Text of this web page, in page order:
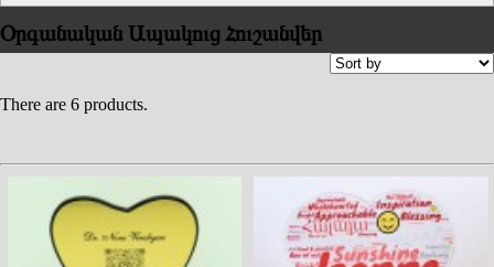
Օրգանական Ապակուց Հուշանվեր
There are 6 products.